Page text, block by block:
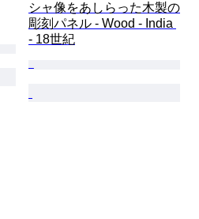
シャ像をあしらった木製の
彫刻パネル - Wood - India
- 18世紀